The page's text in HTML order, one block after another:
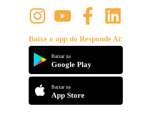
Baixe o app do Responde Aí:
Baixar na
Google Play
Baixar na
App Store